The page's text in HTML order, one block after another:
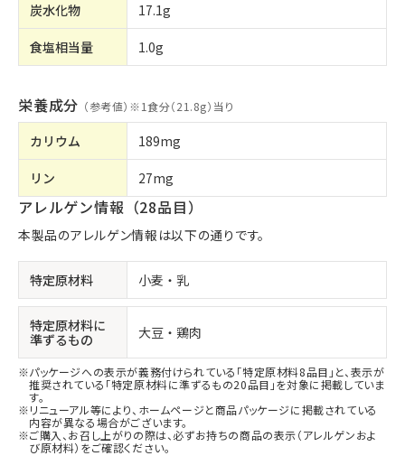
炭水化物 17.1g
食塩相当量 1.0g
栄養成分 （参考値）※1食分（21.8g）当り
カリウム 189mg
リン 27mg
アレルゲン情報（28品目）
本製品のアレルゲン情報は以下の通りです。
特定原材料 小麦 乳
特定原材料に
準ずるもの
大豆 鶏肉
パッケージへの表示が義務付けられている「特定原材料8品目」と、表示が
推奨されている「特定原材料に準ずるもの20品目」を対象に掲載していま
す。
リニューアル等により、ホームページと商品パッケージに掲載されている
内容が異なる場合がございます。
ご購入、お召し上がりの際は、必ずお持ちの商品の表示（アレルゲンおよ
び原材料）をご確認ください。